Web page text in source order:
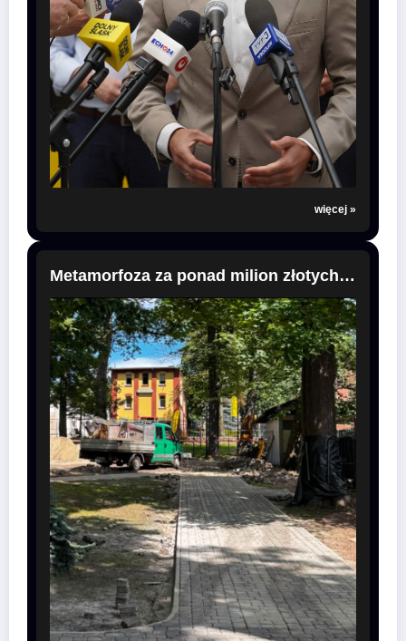
więcej »
Metamorfoza za ponad milion złotych! Park Jordanowski w Głuszycy zmienia oblicze